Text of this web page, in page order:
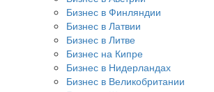
Бизнес в Финляндии
Бизнес в Латвии
Бизнес в Литве
Бизнес на Кипре
Бизнес в Нидерландах
Бизнес в Великобритании